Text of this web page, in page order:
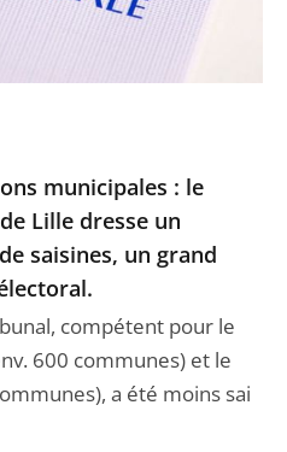
municipales : le
Lille dresse un
saisines, un grand
compétent pour le
600 communes) et le
a été moins sai